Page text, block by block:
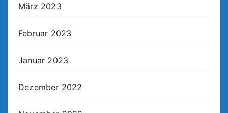
März 2023
Februar 2023
Januar 2023
Dezember 2022